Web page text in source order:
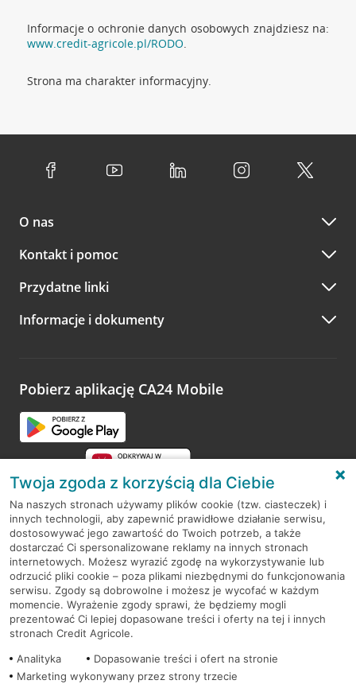
Informacje o ochronie danych osobowych znajdziesz na:
www.credit-agricole.pl/RODO.
Strona ma charakter informacyjny.
O nas
Kontakt i pomoc
Przydatne linki
Informacje i dokumenty
Pobierz aplikację CA24 Mobile
RODO
Regulamin serwisu
Mapa serwisu
PolitykaCookies
Twoja zgoda z korzyścią dla Ciebie
Na naszych stronach używamy plików cookie (tzw. ciasteczek) i
innych technologii, aby zapewnić prawidłowe działanie serwisu,
dostosowywać jego zawartość do Twoich potrzeb, a także
dostarczać Ci spersonalizowane reklamy na innych stronach
internetowych. Możesz wyrazić zgodę na wykorzystywanie lub
odrzucić pliki cookie – poza plikami niezbędnymi do funkcjonowania
serwisu. Zgody są dobrowolne i możesz je wycofać w każdym
momencie. Wyrażenie zgody sprawi, że będziemy mogli
prezentować Ci lepiej dopasowane treści i oferty na tej i innych
stronach Credit Agricole.
Analityka
Dopasowanie treści i ofert na stronie
Marketing wykonywany przez strony trzecie